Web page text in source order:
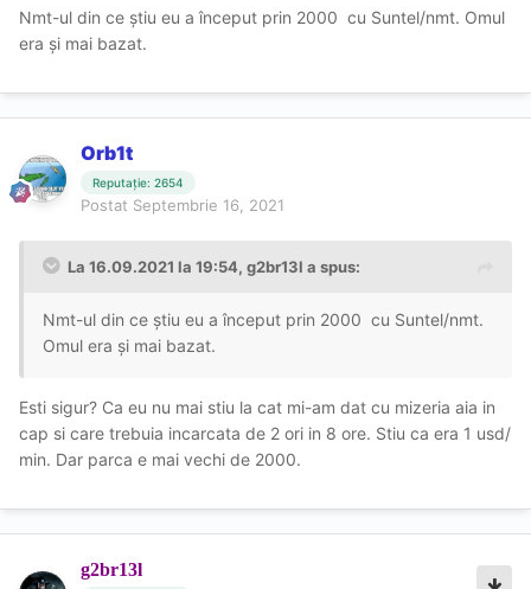
Nmt-ul din ce știu eu a început prin 2000 cu Suntel/nmt. Omul
era și mai bazat.
Orb1t
Reputație: 2654
Postat Septembrie 16, 2021
La 16.09.2021 la 19:54, g2br13l a spus:
Nmt-ul din ce știu eu a început prin 2000 cu Suntel/nmt.
Omul era și mai bazat.
Esti sigur? Ca eu nu mai stiu la cat mi-am dat cu mizeria aia in
cap si care trebuia incarcata de 2 ori in 8 ore. Stiu ca era 1 usd/
min. Dar parca e mai vechi de 2000.
g2br13l